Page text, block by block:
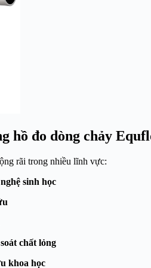
hồ đo dòng chảy
rãi trong nhiều lĩnh vực:
sinh học
chất lỏng
khoa học